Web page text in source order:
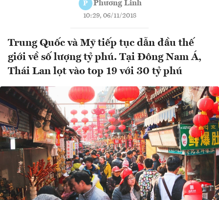
P Phương Linh
10:29, 06/11/2018
Trung Quốc và Mỹ tiếp tục dẫn đầu thế
giới về số lượng tỷ phú. Tại Đông Nam Á,
Thái Lan lọt vào top 19 với 30 tỷ phú